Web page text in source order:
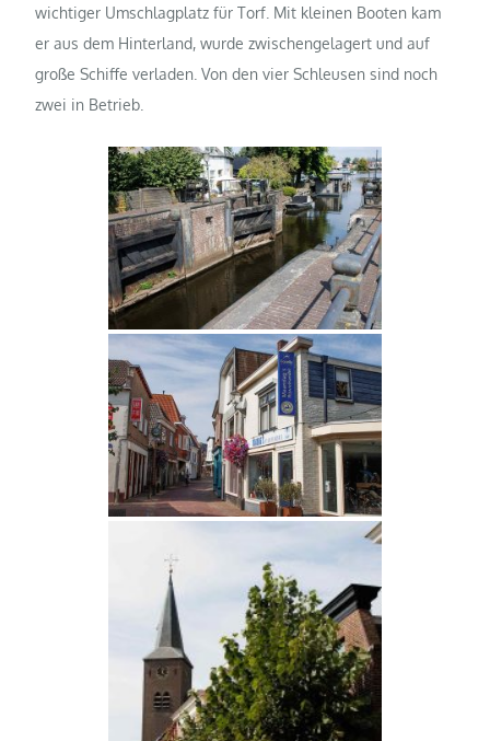
wichtiger Umschlagplatz für Torf. Mit kleinen Booten kam
er aus dem Hinterland, wurde zwischengelagert und auf
große Schiffe verladen. Von den vier Schleusen sind noch
zwei in Betrieb.